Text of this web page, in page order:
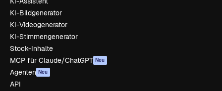
KI-Bildgenerator
KI-Videogenerator
KI-Stimmengenerator
Stock-Inhalte
MCP für Claude/ChatGPT Neu
Agenten Neu
API